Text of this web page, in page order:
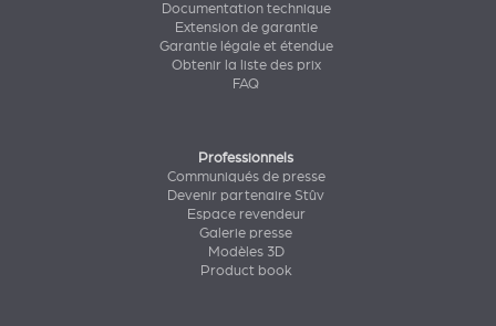
Documentation technique
Extension de garantie
Garantie légale et étendue
Obtenir la liste des prix
FAQ
Professionnels
Communiqués de presse
Devenir partenaire Stûv
Espace revendeur
Galerie presse
Modèles 3D
Product book